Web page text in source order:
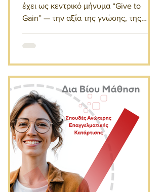
έχει ως κεντρικό μήνυμα “Give to
Gain” — την αξία της γνώσης, της
που επιστρέφει πολλαπλάσια στην